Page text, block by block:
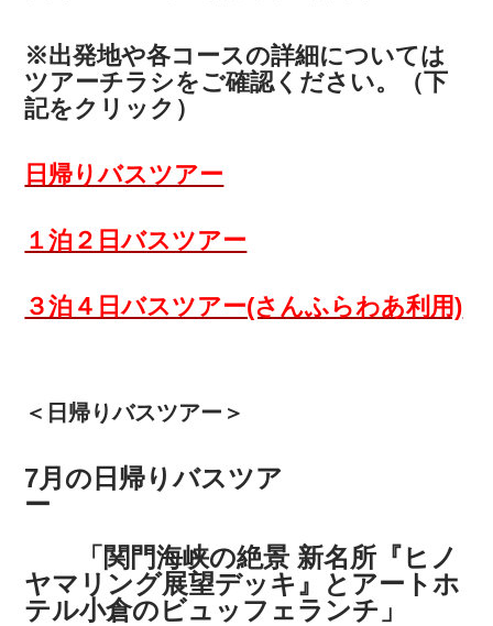
※出発地や各コースの詳細については
ツアーチラシをご確認ください。（下
記をクリック）
日帰りバスツアー
１泊２日バスツアー
３泊４日バスツアー(さんふらわあ利用)
＜日帰りバスツアー＞
7月の日帰りバスツア
ー
「関門海峡の絶景 新名所『ヒノ
ヤマリング展望デッキ』とアートホ
テル小倉のビュッフェランチ」